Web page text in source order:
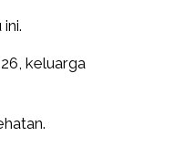
keluarga